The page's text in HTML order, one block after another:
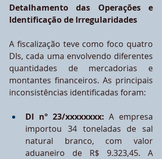
Detalhamento das Operações e
Identificação de Irregularidades
A fiscalização teve como foco quatro
DIs, cada uma envolvendo diferentes
quantidades de mercadorias e
montantes financeiros. As principais
inconsistências identificadas foram:
DI nº 23/xxxxxxxx: A empresa
importou 34 toneladas de sal
natural branco, com valor
aduaneiro de R$ 9.323,45. A